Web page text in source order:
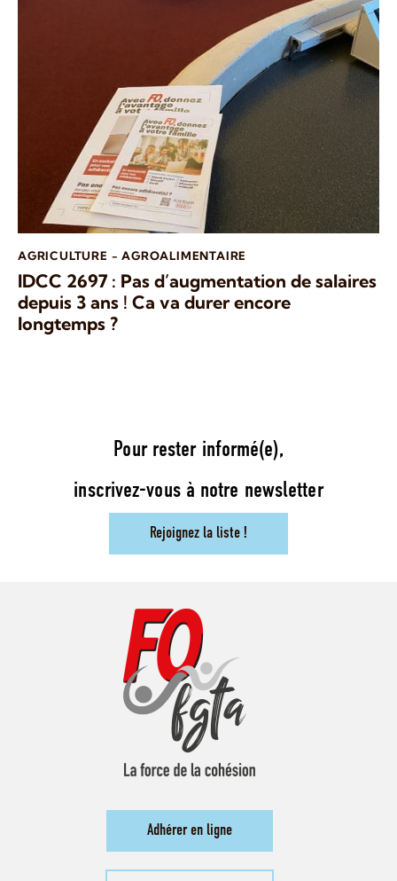
AGRICULTURE - AGROALIMENTAIRE
IDCC 2697 : Pas d’augmentation de salaires
depuis 3 ans ! Ca va durer encore
longtemps ?
Pour rester informé(e),
inscrivez-vous à notre newsletter
Rejoignez la liste !
Adhérer en ligne